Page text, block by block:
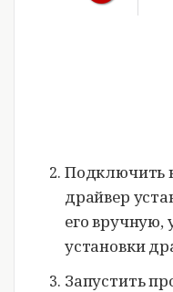
Подключить
драйвер
его вручную,
установки
Запустить